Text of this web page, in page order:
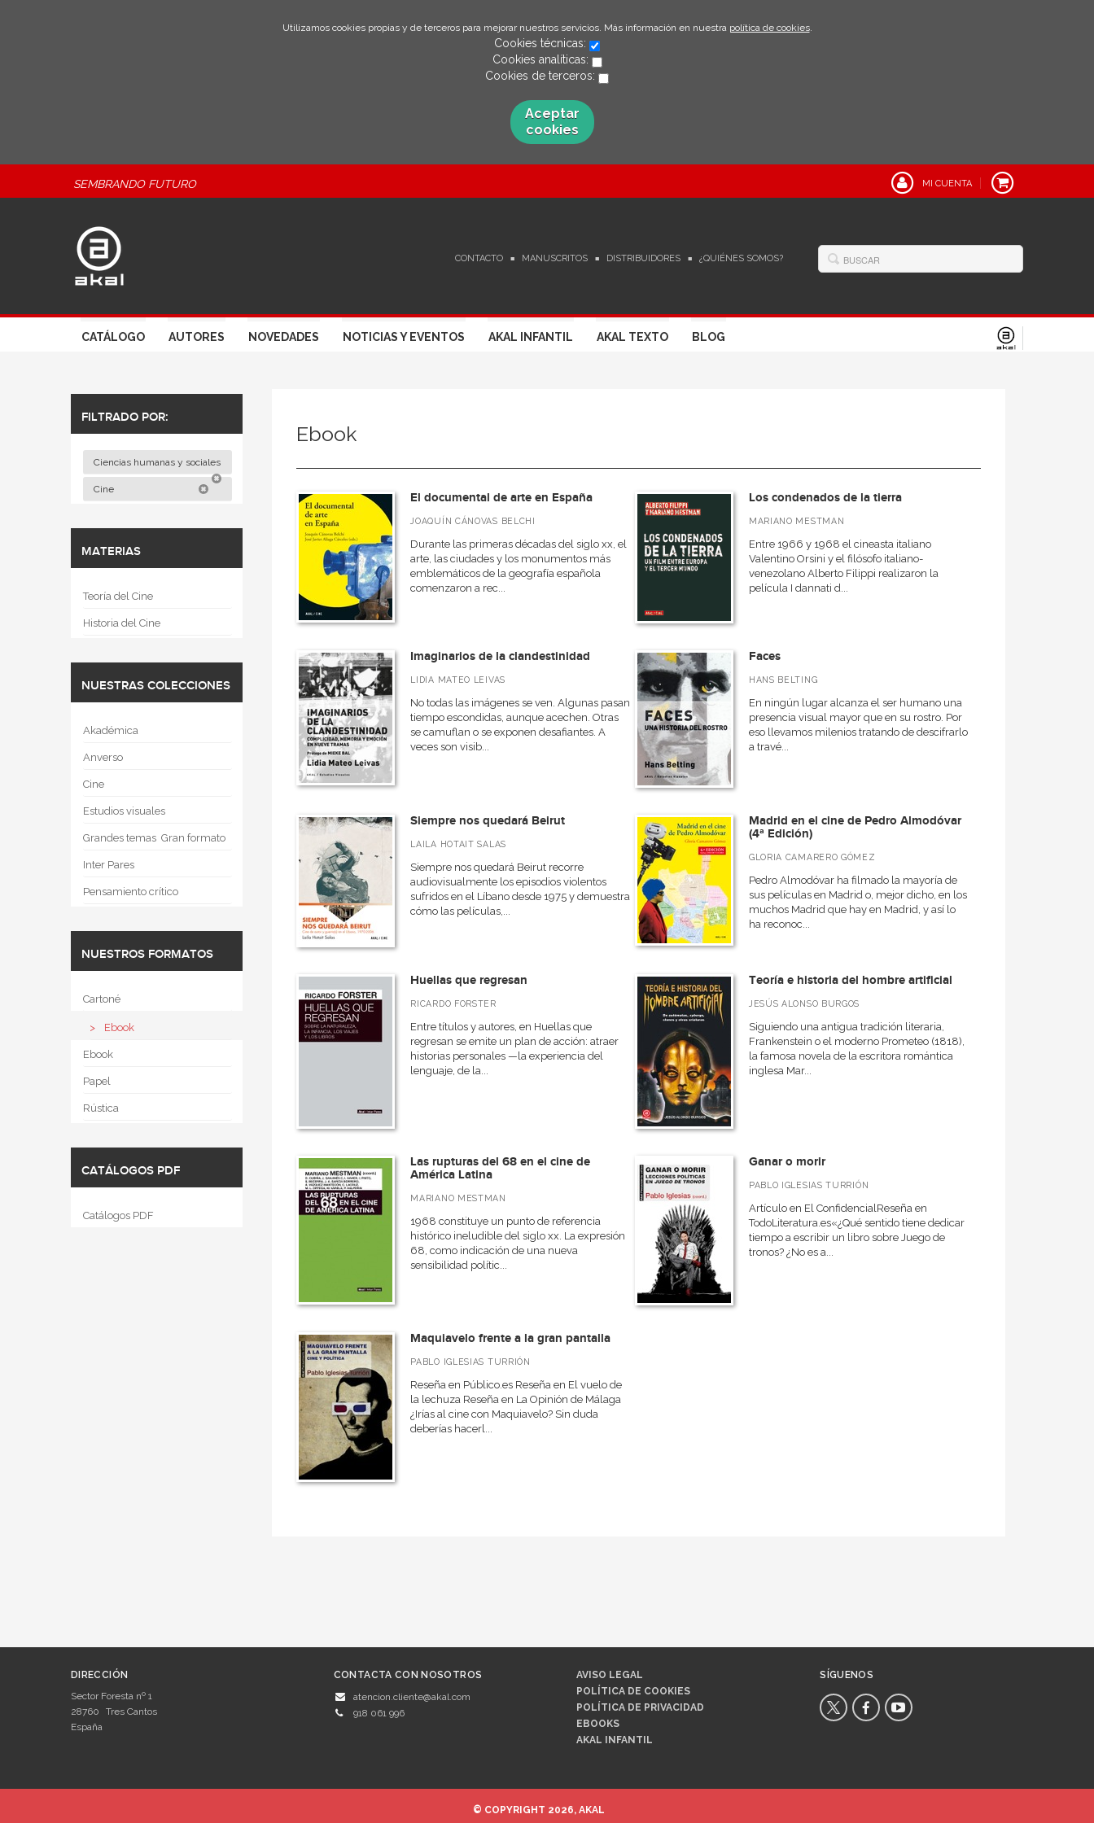
Utilizamos cookies propias y de terceros para mejorar nuestros servicios. Más información en nuestra política de cookies.
Cookies técnicas:
Cookies analíticas:
Cookies de terceros:
Aceptar
cookies
SEMBRANDO FUTURO MI CUENTA
CONTACTO MANUSCRITOS DISTRIBUIDORES ¿QUIÉNES SOMOS?
CATÁLOGO AUTORES NOVEDADES NOTICIAS Y EVENTOS AKAL INFANTIL AKAL TEXTO BLOG
FILTRADO POR:
Ciencias humanas y sociales
Cine
MATERIAS
Teoría del Cine
Historia del Cine
NUESTRAS COLECCIONES
Akadémica
Anverso
Cine
Estudios visuales
Grandes temas  Gran formato
Inter Pares
Pensamiento crítico
NUESTROS FORMATOS
Cartoné
Ebook
Ebook
Papel
Rústica
CATÁLOGOS PDF
Catálogos PDF
Ebook
El documental de arte en España
JOAQUÍN CÁNOVAS BELCHI
Durante las primeras décadas del siglo xx, el
arte, las ciudades y los monumentos más
emblemáticos de la geografía española
comenzaron a rec...
Los condenados de la tierra
MARIANO MESTMAN
Entre 1966 y 1968 el cineasta italiano
Valentino Orsini y el filósofo italiano-
venezolano Alberto Filippi realizaron la
película I dannati d...
Imaginarios de la clandestinidad
LIDIA MATEO LEIVAS
No todas las imágenes se ven. Algunas pasan
tiempo escondidas, aunque acechen. Otras
se camuflan o se exponen desafiantes. A
veces son visib...
Faces
HANS BELTING
En ningún lugar alcanza el ser humano una
presencia visual mayor que en su rostro. Por
eso llevamos milenios tratando de descifrarlo
a travé...
Siempre nos quedará Beirut
LAILA HOTAIT SALAS
Siempre nos quedará Beirut recorre
audiovisualmente los episodios violentos
sufridos en el Líbano desde 1975 y demuestra
cómo las películas,...
Madrid en el cine de Pedro Almodóvar
(4ª Edición)
GLORIA CAMARERO GÓMEZ
Pedro Almodóvar ha filmado la mayoría de
sus películas en Madrid o, mejor dicho, en los
muchos Madrid que hay en Madrid, y así lo
ha reconoc...
Huellas que regresan
RICARDO FORSTER
Entre títulos y autores, en Huellas que
regresan se emite un plan de acción: atraer
historias personales —la experiencia del
lenguaje, de la...
Teoría e historia del hombre artificial
JESÚS ALONSO BURGOS
Siguiendo una antigua tradición literaria,
Frankenstein o el moderno Prometeo (1818),
la famosa novela de la escritora romántica
inglesa Mar...
Las rupturas del 68 en el cine de
América Latina
MARIANO MESTMAN
1968 constituye un punto de referencia
histórico ineludible del siglo xx. La expresión
68, como indicación de una nueva
sensibilidad polític...
Ganar o morir
PABLO IGLESIAS TURRIÓN
Artículo en El ConfidencialReseña en
TodoLiteratura.es«¿Qué sentido tiene dedicar
tiempo a escribir un libro sobre Juego de
tronos? ¿No es a...
Maquiavelo frente a la gran pantalla
PABLO IGLESIAS TURRIÓN
Reseña en Público.es Reseña en El vuelo de
la lechuza Reseña en La Opinión de Málaga
¿Irías al cine con Maquiavelo? Sin duda
deberías hacerl...
DIRECCIÓN
Sector Foresta nº 1
28760
Tres Cantos
España
CONTACTA CON NOSOTROS
atencion.cliente@akal.com
918 061 996
AVISO LEGAL
POLÍTICA DE COOKIES
POLÍTICA DE PRIVACIDAD
EBOOKS
AKAL INFANTIL
SÍGUENOS
© COPYRIGHT 2026, AKAL